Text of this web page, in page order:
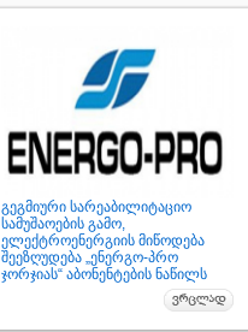
გეგმიური სარეაბილიტაციო
სამუშაოების გამო,
ელექტროენერგიის მიწოდება
შეეზღუდება „ენერგო-პრო
ჯორჯიას“ აბონენტების ნაწილს